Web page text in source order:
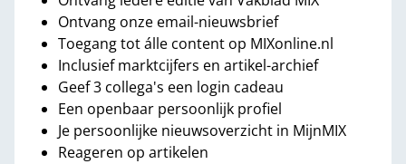
Ontvang onze email-nieuwsbrief
Toegang tot álle content op MIXonline.nl
Inclusief marktcijfers en artikel-archief
Geef 3 collega's een login cadeau
Een openbaar persoonlijk profiel
Je persoonlijke nieuwsoverzicht in MijnMIX
Reageren op artikelen